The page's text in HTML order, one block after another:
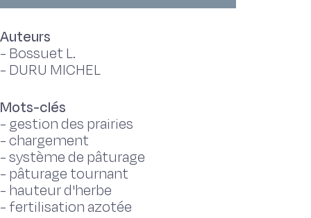
Auteurs
- Bossuet L.
- DURU MICHEL
Mots-clés
- gestion des prairies
-chargement
-système de pâturage
- pâturage tournant
- hauteur d'herbe
- fertilisation azotée